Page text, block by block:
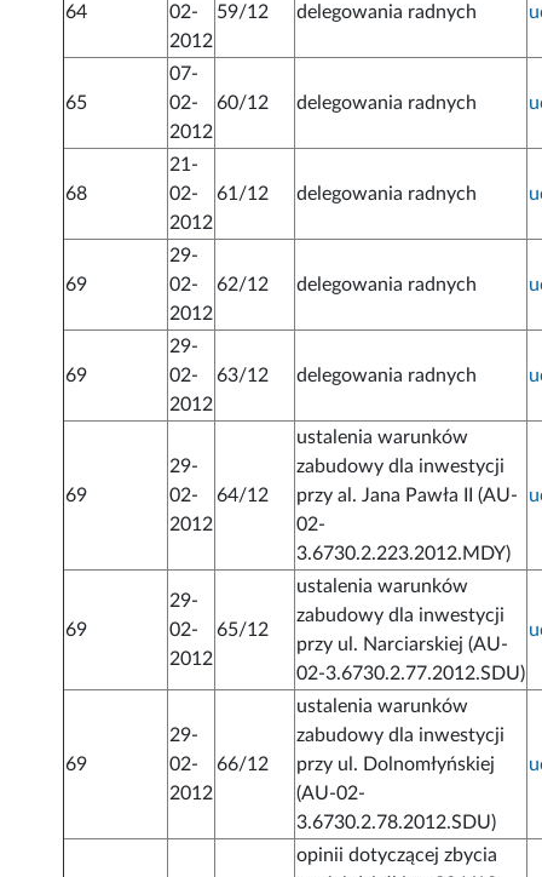
64
02-
2012
59/12 delegowania radnych
65
07-
02-
2012
60/12 delegowania radnych
68
21-
02-
2012
61/12 delegowania radnych
69
29-
02-
2012
62/12 delegowania radnych
69
29-
02-
2012
63/12 delegowania radnych
69
29-
02-
2012
64/12
ustalenia warunków
zabudowy dla inwestycji
przy al. Jana Pawła II (AU-
02-
3.6730.2.223.2012.MDY)
69
29-
02-
2012
65/12
ustalenia warunków
zabudowy dla inwestycji
przy ul. Narciarskiej (AU-
02-3.6730.2.77.2012.SDU)
69
29-
02-
2012
66/12
ustalenia warunków
zabudowy dla inwestycji
przy ul. Dolnomłyńskiej
(AU-02-
3.6730.2.78.2012.SDU)
opinii dotyczącej zbycia